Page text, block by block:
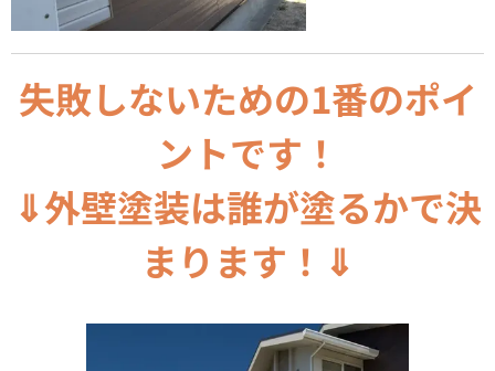
失敗しないための1番のポイ
ントです！
⇓外壁塗装は誰が塗るかで決
まります！⇓